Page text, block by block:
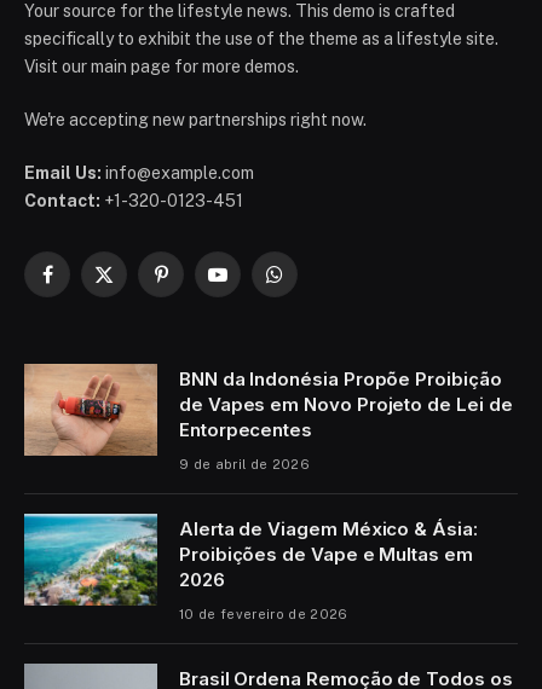
Your source for the lifestyle news. This demo is crafted
specifically to exhibit the use of the theme as a lifestyle site.
Visit our main page for more demos.
We're accepting new partnerships right now.
Email Us: info@example.com
Contact: +1-320-0123-451
Facebook
X
PinterestYouTubeWhatsApp
BNN da Indonésia Propõe Proibição
de Vapes em Novo Projeto de Lei de
Entorpecentes
9 de abril de 2026
Alerta de Viagem México & Ásia:
Proibições de Vape e Multas em
2026
10 de fevereiro de 2026
Brasil Ordena Remoção de Todos os